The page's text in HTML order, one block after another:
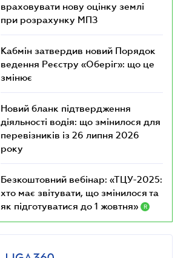
враховувати нову оцінку землі
при розрахунку МПЗ
Кабмін затвердив новий Порядок
ведення Реєстру «Оберіг»: що це
змінює
Новий бланк підтвердження
діяльності водія: що змінилося для
перевізників із 26 липня 2026
року
Безкоштовний вебінар: «ТЦУ-2025:
хто має звітувати, що змінилося та
як підготуватися до 1 жовтня»
R